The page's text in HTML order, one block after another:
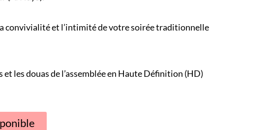
convivialité et l’intimité de votresoirée traditionnelle
et les douas de l’assemblée en Haute Définition (HD)